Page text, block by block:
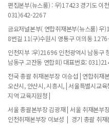
편집본부(뉴스룸) : 우)17423 경기도 이
031)642-2267
금요저널본부( 연합취재본부(뉴스룸)
8번길 11(구)수원시 영통구 이의동
인천지부 :우)21696 인천광역시 남동구
남동구 고잔동 연합회) 대표번호:
전국 총괄 취재본부장 이승섭 | 연합취재
오산시, 안산시, 시흥시, | 서울특별시교
지역 교육지원청 |
서울 총괄본부장 김광재 | 서울 취재본부
인천취재본부장 이보성 | 경기 총괄 취